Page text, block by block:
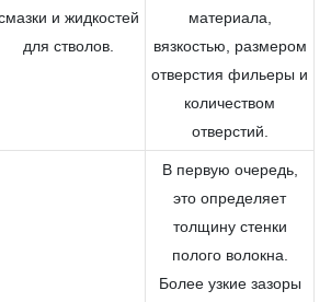
и жидкостей
для стволов.
материала,
вязкостью, размером
отверстия фильеры и
количеством
отверстий.
В первую очередь,
это определяет
толщину стенки
полого волокна.
Более узкие зазоры